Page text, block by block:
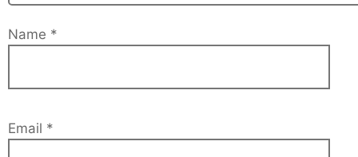
Name *
Email *